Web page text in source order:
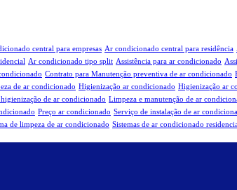
central para empresas Ar condicionado central para residência
Ar condicionado tipo split Assistência para ar condicionado
Contrato para Manutenção preventiva de ar condicionado
de ar condicionado Higienização ar condicionado Higienização ar
de ar condicionado Limpeza e manutenção de ar
Preço ar condicionado Serviço de instalação de ar
de limpeza de ar condicionado Sistemas de ar condicionado